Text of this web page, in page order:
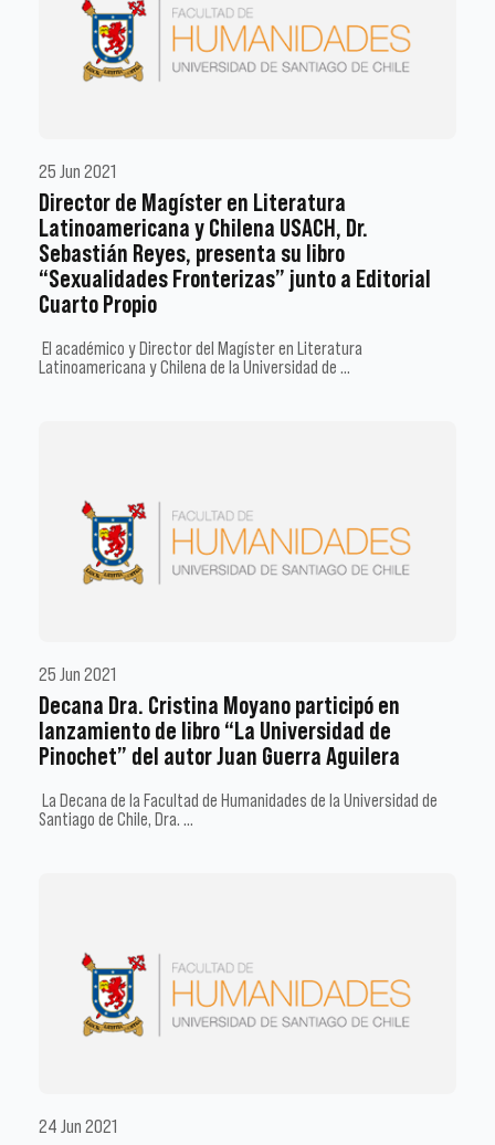
25 Jun 2021
Director de Magíster en Literatura
Latinoamericana y Chilena USACH, Dr.
Sebastián Reyes, presenta su libro
“Sexualidades Fronterizas” junto a Editorial
Cuarto Propio
El académico y Director del Magíster en Literatura
Latinoamericana y Chilena de la Universidad de …
25 Jun 2021
Decana Dra. Cristina Moyano participó en
lanzamiento de libro “La Universidad de
Pinochet” del autor Juan Guerra Aguilera
La Decana de la Facultad de Humanidades de la Universidad de
Santiago de Chile, Dra. …
24 Jun 2021